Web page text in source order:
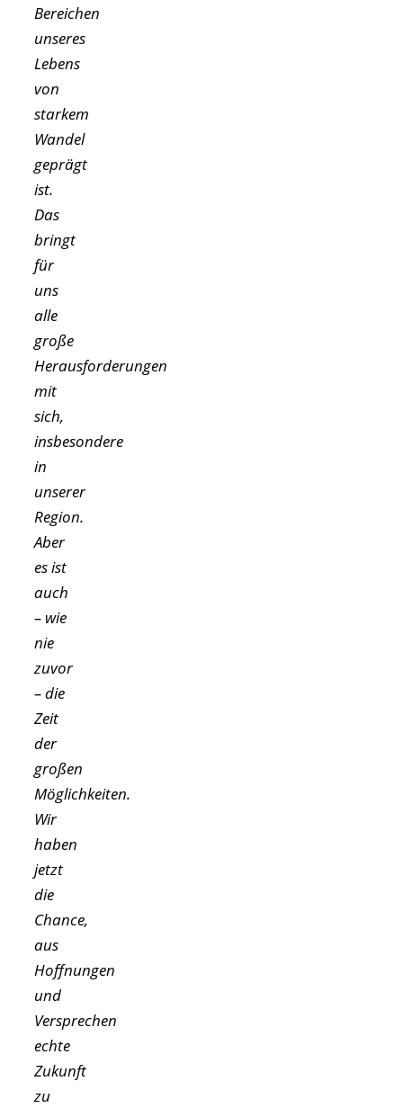
Bereichen
unseres
Lebens
von
starkem
Wandel
geprägt
ist.
Das
bringt
für
uns
alle
große
Herausforderungen
mit
sich,
insbesondere
in
unserer
Region.
Aber
es ist
auch
– wie
nie
zuvor
– die
Zeit
der
großen
Möglichkeiten.
Wir
haben
jetzt
die
Chance,
aus
Hoffnungen
und
Versprechen
echte
Zukunft
zu